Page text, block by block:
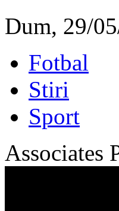
Dum, 29/
Fotbal
Stiri
Sport
Associates